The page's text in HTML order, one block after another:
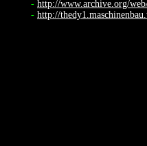
- http://www.archive.org/
- http://